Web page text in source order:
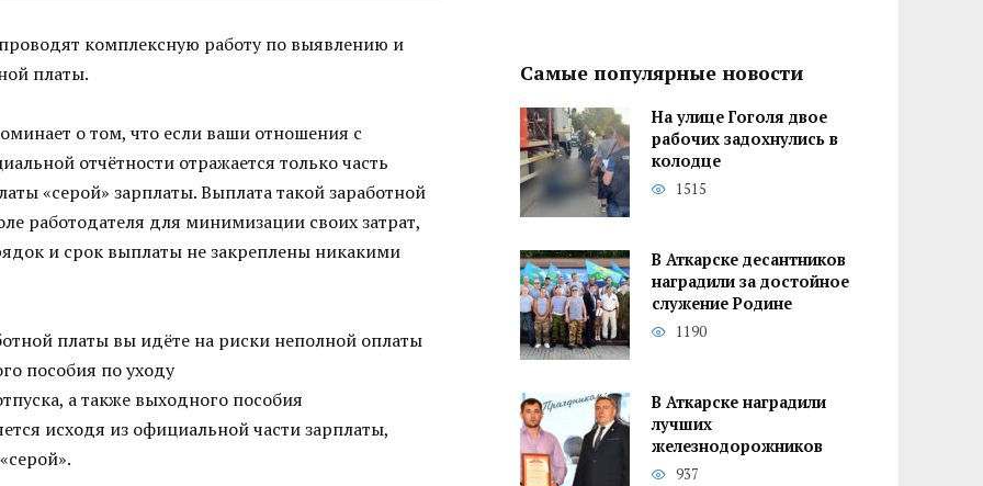
комплексную работу по выявлению и
платы.
о том, что если ваши отношения с
отчётности отражается только часть
«серой» зарплаты. Выплата такой заработной
работодателя для минимизации своих затрат,
и срок выплаты не закреплены никакими
платы вы идёте на риски неполной оплаты
пособия по уходу
а также выходного пособия
исходя из официальной части зарплаты,
Самые популярные новости
На улице Гоголя двое
рабочих задохнулись в
колодце
1515
В Аткарске десантников
наградили за достойное
служение Родине
1190
В Аткарске наградили
лучших
железнодорожников
937